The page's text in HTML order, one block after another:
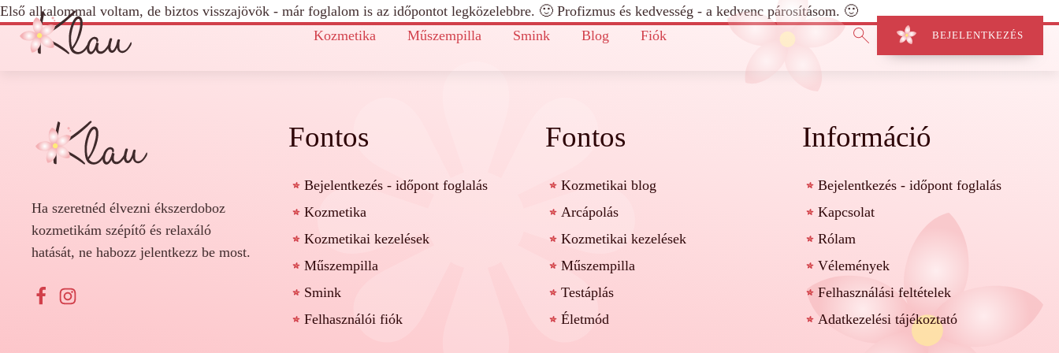
Kozmetika Műszempilla Smink Blog Fiók BEJELENTKEZÉS
Első alkalommal voltam, de biztos visszajövök - már foglalom is az időpontot legközelebbre. 🙂 Profizmus és kedvesség - a kedvenc párosításom. 🙂
Ha szeretnéd élvezni ékszerdoboz
kozmetikám szépítő és relaxáló
hatását, ne habozz jelentkezz be most.
Fontos
Bejelentkezés - időpont foglalás
Kozmetika
Kozmetikai kezelések
Műszempilla
Smink
Felhasználói fiók
Fontos
Kozmetikai blog
Arcápolás
Kozmetikai kezelések
Műszempilla
Testáplás
Életmód
Információ
Bejelentkezés - időpont foglalás
Kapcsolat
Rólam
Vélemények
Felhasználási feltételek
Adatkezelési tájékoztató